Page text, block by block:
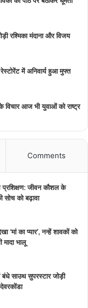
रश्मिका मंदाना और विजय
में अनिवार्य हुआ मुफ्त
विचार आज भी युवाओं को राष्ट्र
Comments
प्रशिक्षण: जीवन कौशल के
सोच को बढ़ावा
‘मां का प्यार’, नन्हें शावकों को
मादा भालू
साउथ सुपरस्टार जोड़ी